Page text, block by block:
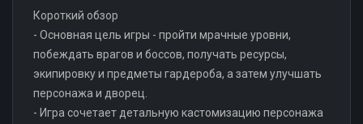
Короткий обзор
- Основная цель игры - пройти мрачные уровни,
побеждать врагов и боссов, получать ресурсы,
экипировку и предметы гардероба, а затем улучшать
персонажа и дворец.
- Игра сочетает детальную кастомизацию персонажа